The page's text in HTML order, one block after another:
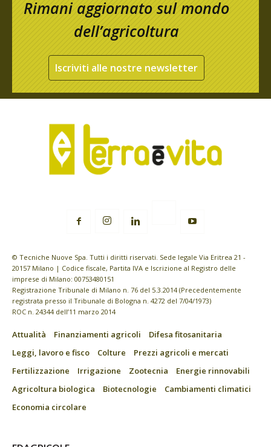
Rimani aggiornato sul mondo
dell’agricoltura
Iscriviti alle nostre newsletter
© Tecniche Nuove Spa. Tutti i diritti riservati. Sede legale Via Eritrea 21 -
20157 Milano | Codice fiscale, Partita IVA e Iscrizione al Registro delle
imprese di Milano: 00753480151
Registrazione Tribunale di Milano n. 76 del 5.3.2014 (Precedentemente
registrata presso il Tribunale di Bologna n. 4272 del 7/04/1973)
ROC n. 24344 dell’11 marzo 2014
Attualità Finanziamenti agricoli
Difesa fitosanitaria
Leggi, lavoro e fisco
Colture
Prezzi agricoli e mercati
Fertilizzazione
Irrigazione Zootecnia
Energie rinnovabili
Agricoltura biologica
Biotecnologie
Cambiamenti climatici
Economia circolare